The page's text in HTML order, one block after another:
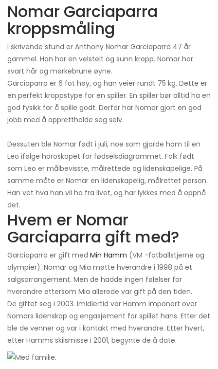
Nomar Garciaparra
kroppsmåling
I skrivende stund er Anthony Nomar Garciaparra 47 år
gammel. Han har en velstelt og sunn kropp. Nomar har
svart hår og mørkebrune øyne.
Garciaparra er 6 fot høy, og han veier rundt 75 kg. Dette er
en perfekt kroppstype for en spiller. En spiller bør alltid ha en
god fysikk for å spille godt. Derfor har Nomar gjort en god
jobb med å opprettholde seg selv.
Dessuten ble Nomar født i juli, noe som gjorde ham til en
Leo ifølge horoskopet for fødselsdiagrammet. Folk født
som Leo er målbevisste, målrettede og lidenskapelige. På
samme måte er Nomar en lidenskapelig, målrettet person.
Han vet hva han vil ha fra livet, og har lykkes med å oppnå
det.
Hvem er Nomar
Garciaparra gift med?
Garciaparra er gift med Min Hamm (VM -fotballstjerne og
olympier). Nomar og Mia møtte hverandre i 1998 på et
salgsarrangement. Men de hadde ingen følelser for
hverandre ettersom Mia allerede var gift på den tiden.
De giftet seg i 2003. Imidlertid var Hamm imponert over
Nomars lidenskap og engasjement for spillet hans. Etter det
ble de venner og var i kontakt med hverandre. Etter hvert,
etter Hamms skilsmisse i 2001, begynte de å date.